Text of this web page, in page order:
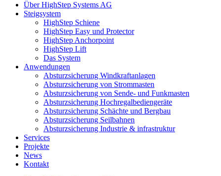
Über HighStep Systems AG
Steigsystem
HighStep Schiene
HighStep Easy und Protector
HighStep Anchorpoint
HighStep Lift
Das System
Anwendungen
Absturzsicherung Windkraftanlagen
Absturzsicherung von Strommasten
Absturzsicherung von Sende- und Funkmasten
Absturzsicherung Hochregalbediengeräte
Absturzsicherung Schächte und Bergbau
Absturzsicherung Seilbahnen
Absturzsicherung Industrie & infrastruktur
Services
Projekte
News
Kontakt